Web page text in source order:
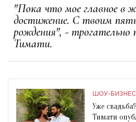
"Пока что мое главное в
достижение. С твоим
рождения", - трогательно
Тимати.
ШОУ-БИЗНЕС
Уже
Тимати